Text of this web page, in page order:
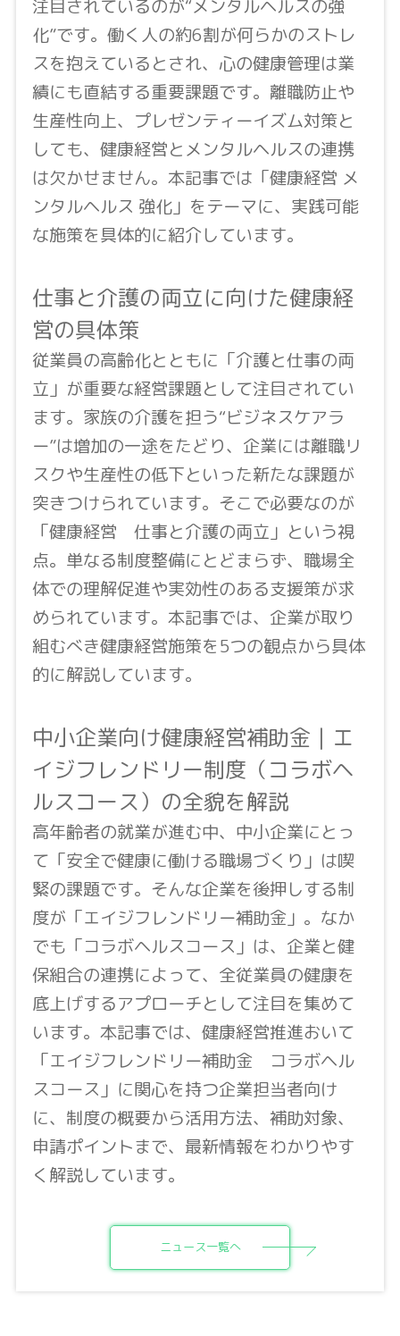
注目されているのが“メンタルヘルスの強
化”です。働く人の約6割が何らかのストレ
スを抱えているとされ、心の健康管理は業
績にも直結する重要課題です。離職防止や
生産性向上、プレゼンティーイズム対策と
しても、健康経営とメンタルヘルスの連携
は欠かせません。本記事では「健康経営 メ
ンタルヘルス 強化」をテーマに、実践可能
な施策を具体的に紹介しています。
仕事と介護の両立に向けた健康経
営の具体策
従業員の高齢化とともに「介護と仕事の両
立」が重要な経営課題として注目されてい
ます。家族の介護を担う“ビジネスケアラ
ー”は増加の一途をたどり、企業には離職リ
スクや生産性の低下といった新たな課題が
突きつけられています。そこで必要なのが
「健康経営 仕事と介護の両立」という視
点。単なる制度整備にとどまらず、職場全
体での理解促進や実効性のある支援策が求
められています。本記事では、企業が取り
組むべき健康経営施策を5つの観点から具体
的に解説しています。
中小企業向け健康経営補助金｜エ
イジフレンドリー制度（コラボヘ
ルスコース）の全貌を解説
高年齢者の就業が進む中、中小企業にとっ
て「安全で健康に働ける職場づくり」は喫
緊の課題です。そんな企業を後押しする制
度が「エイジフレンドリー補助金」。なか
でも「コラボヘルスコース」は、企業と健
保組合の連携によって、全従業員の健康を
底上げするアプローチとして注目を集めて
います。本記事では、健康経営推進おいて
「エイジフレンドリー補助金 コラボヘル
スコース」に関心を持つ企業担当者向け
に、制度の概要から活用方法、補助対象、
申請ポイントまで、最新情報をわかりやす
く解説しています。
ニュース一覧へ